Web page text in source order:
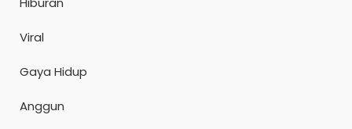
Viral
Gaya Hidup
Anggun